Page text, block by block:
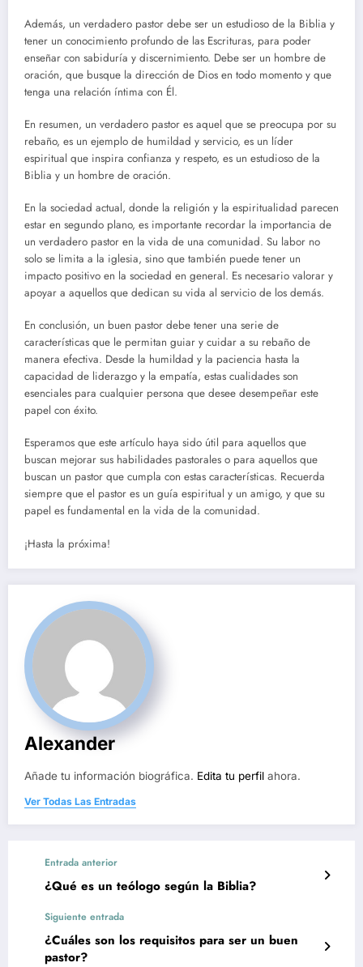
Además, un verdadero pastor debe ser un estudioso de la Biblia y
tener un conocimiento profundo de las Escrituras, para poder
enseñar con sabiduría y discernimiento. Debe ser un hombre de
oración, que busque la dirección de Dios en todo momento y que
tenga una relación íntima con Él.
En resumen, un verdadero pastor es aquel que se preocupa por su
rebaño, es un ejemplo de humildad y servicio, es un líder
espiritual que inspira confianza y respeto, es un estudioso de la
Biblia y un hombre de oración.
En la sociedad actual, donde la religión y la espiritualidad parecen
estar en segundo plano, es importante recordar la importancia de
un verdadero pastor en la vida de una comunidad. Su labor no
solo se limita a la iglesia, sino que también puede tener un
impacto positivo en la sociedad en general. Es necesario valorar y
apoyar a aquellos que dedican su vida al servicio de los demás.
En conclusión, un buen pastor debe tener una serie de
características que le permitan guiar y cuidar a su rebaño de
manera efectiva. Desde la humildad y la paciencia hasta la
capacidad de liderazgo y la empatía, estas cualidades son
esenciales para cualquier persona que desee desempeñar este
papel con éxito.
Esperamos que este artículo haya sido útil para aquellos que
buscan mejorar sus habilidades pastorales o para aquellos que
buscan un pastor que cumpla con estas características. Recuerda
siempre que el pastor es un guía espiritual y un amigo, y que su
papel es fundamental en la vida de la comunidad.
¡Hasta la próxima!
Alexander
Añade tu información biográfica. Edita tu perfil ahora.
Ver Todas Las Entradas
Entrada anterior
¿Qué es un teólogo según la Biblia?
Siguiente entrada
¿Cuáles son los requisitos para ser un buen
pastor?